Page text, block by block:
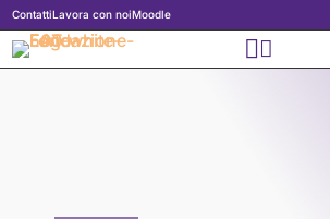
ContattiLavora con noiMoodle
